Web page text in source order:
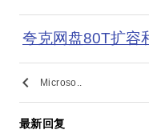
夸克网盘80T扩容
keyboard_arrow_left Microso..
最新回复